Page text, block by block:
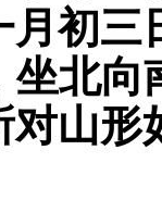
初三
坐北向
山形